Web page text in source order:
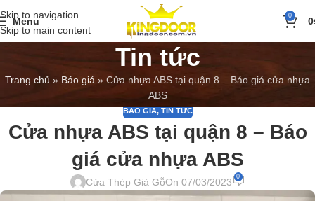
Skip to navigation
Skip to main content
Menu 0 0
Tin tức
Trang chủ » Báo giá » Cửa nhựa ABS tại quận 8 – Báo giá cửa nhựa
ABS
BÁO GIÁ, TIN TỨC
Cửa nhựa ABS tại quận 8 – Báo
giá cửa nhựa ABS
Cửa Thép Giả GỗOn 07/03/2023 0